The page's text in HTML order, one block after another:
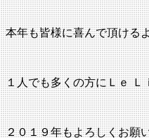
本年も皆様に喜んで頂ける
１人でも多くの方にＬｅ
２０１９年もよろしくお願